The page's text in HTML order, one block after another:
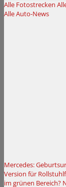
Alle Fotostrecken
Alle Auto-News
Mercedes:
Version für
im grünen Bereich?